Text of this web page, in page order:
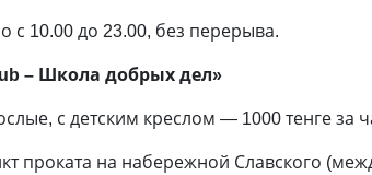
10.00 до 23.00, без перерыва.
– Школа добрых дел»
с детским креслом — 1000 тенге за
проката на набережной Славского